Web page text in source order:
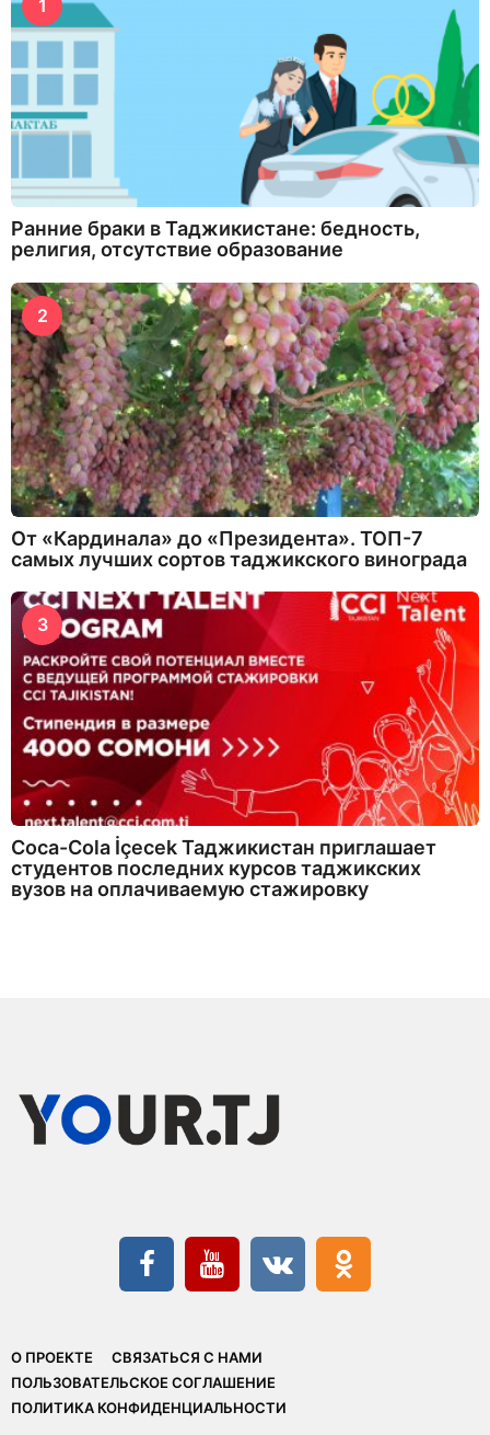
1
Ранние браки в Таджикистане: бедность,
религия, отсутствие образование
2
От «Кардинала» до «Президента». ТОП-7
самых лучших сортов таджикского винограда
3
Coca-Cola İçecek Таджикистан приглашает
студентов последних курсов таджикских
вузов на оплачиваемую стажировку
О ПРОЕКТЕ
СВЯЗАТЬСЯ С НАМИ
ПОЛЬЗОВАТЕЛЬСКОЕ СОГЛАШЕНИЕ
ПОЛИТИКА КОНФИДЕНЦИАЛЬНОСТИ